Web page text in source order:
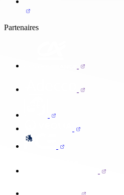
Partenaires